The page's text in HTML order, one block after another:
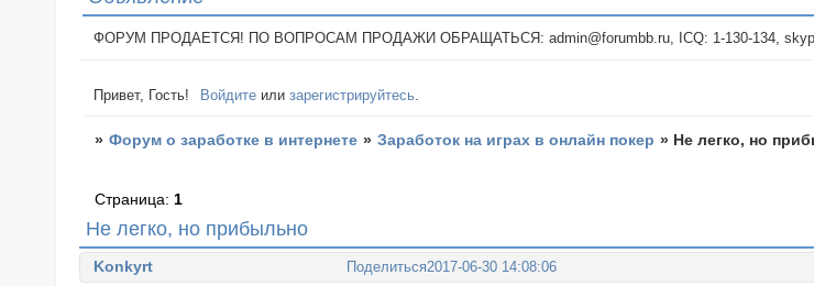
ФОРУМ ПРОДАЕТСЯ! ПО ВОПРОСАМ ПРОДАЖИ ОБРАЩАТЬСЯ: admin@forumbb.ru, ICQ: 1-130-134, skype:
Привет, Гость! Войдите илизарегистрируйтесь.
» Форум о заработке в интернете » Заработок на играх в онлайн покер » Не легко, но
Не легко, но прибыльно
Страница: 1
Поделиться2017-06-30 14:08:06
Konkyrt